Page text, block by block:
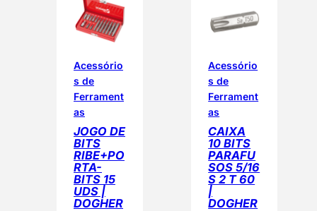
Acessório
s de
Ferrament
as
JOGO DE
BITS
RIBE+PO
RTA-
BITS 15
UDS |
DOGHER
Acessório
s de
Ferrament
as
CAIXA
10 BITS
PARAFU
SOS 5/16
S 2 T 60
|
DOGHER